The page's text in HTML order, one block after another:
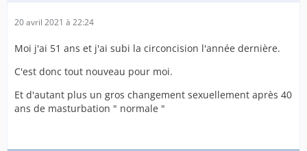
20 avril 2021 à 22:24
Moi j'ai 51 ans et j'ai subi la circoncision l'année dernière.
C'est donc tout nouveau pour moi.
Et d'autant plus un gros changement sexuellement après 40
ans de masturbation " normale "